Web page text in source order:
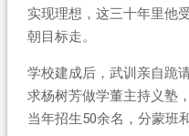
实现理想，这三十年里他
朝目标走。
学校建成后，武训亲自跪
求杨树芳做学董主持义塾
当年招生50余名，分蒙班